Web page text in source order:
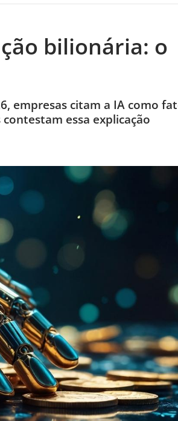
bilionária: o
empresas citam a IA como
essa explicação